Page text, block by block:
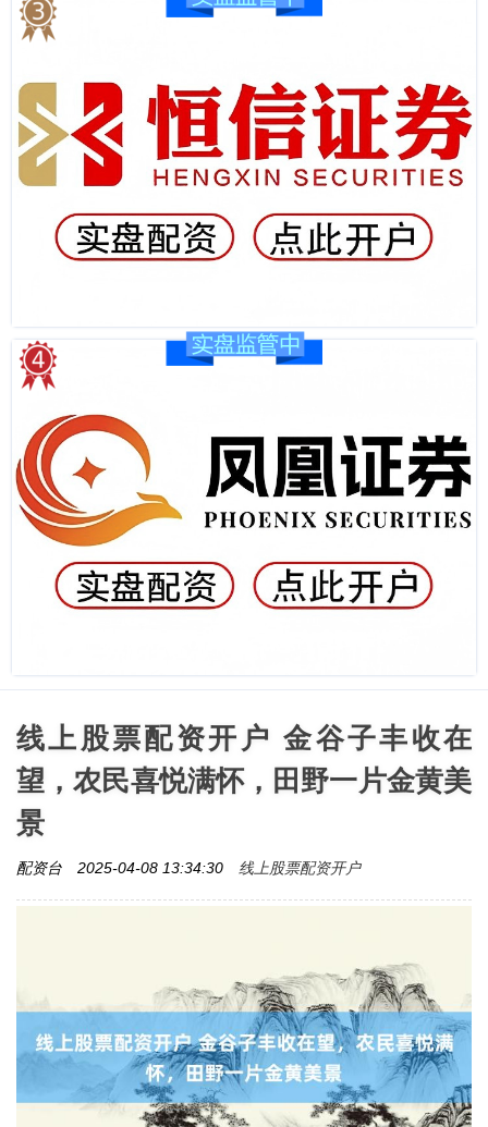
线上股票配资开户 金谷子丰收在
望，农民喜悦满怀，田野一片金黄美
景
配资台 2025-04-08 13:34:30 线上股票配资开户